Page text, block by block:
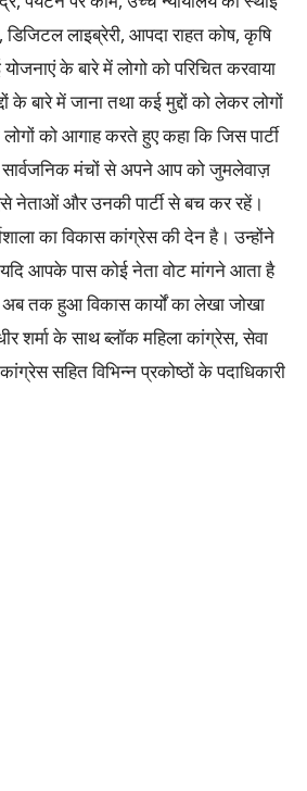
डिजिटल लाइब्रेरी, आपदा राहत कोष, कृषि
के बारे में लोगो को परिचित करवाया
के बारे में जाना तथा कई मुद्दों को लेकर लोगों
को आगाह करते हुए कहा कि जिस पार्टी
मंचों से अपने आप को जुमलेवाज़
नेताओं और उनकी पार्टी से बच कर रहें।
का विकास कांग्रेस की देन है। उन्होंने
आपके पास कोई नेता वोट मांगने आता है
तक हुआ विकास कार्यों का लेखा जोखा
शर्मा के साथ ब्लॉक महिला कांग्रेस, सेवा
सहित विभिन्न प्रकोष्ठों के पदाधिकारी